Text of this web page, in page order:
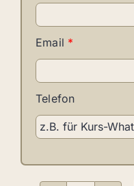
Email *
Telefon